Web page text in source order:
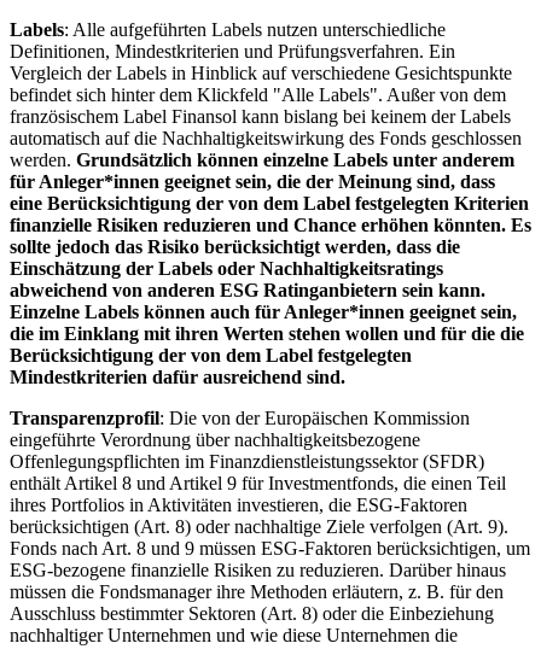
Labels: Alle aufgeführten Labels nutzen unterschiedliche
Definitionen, Mindestkriterien und Prüfungsverfahren. Ein
Vergleich der Labels in Hinblick auf verschiedene Gesichtspunkte
befindet sich hinter dem Klickfeld "Alle Labels". Außer von dem
französischem Label Finansol kann bislang bei keinem der Labels
automatisch auf die Nachhaltigkeitswirkung des Fonds geschlossen
werden. Grundsätzlich können einzelne Labels unter anderem
für Anleger*innen geeignet sein, die der Meinung sind, dass
eine Berücksichtigung der von dem Label festgelegten Kriterien
finanzielle Risiken reduzieren und Chance erhöhen könnten. Es
sollte jedoch das Risiko berücksichtigt werden, dass die
Einschätzung der Labels oder Nachhaltigkeitsratings
abweichend von anderen ESG Ratinganbietern sein kann.
Einzelne Labels können auch für Anleger*innen geeignet sein,
die im Einklang mit ihren Werten stehen wollen und für die die
Berücksichtigung der von dem Label festgelegten
Mindestkriterien dafür ausreichend sind.
Transparenzprofil: Die von der Europäischen Kommission
eingeführte Verordnung über nachhaltigkeitsbezogene
Offenlegungspflichten im Finanzdienstleistungssektor (SFDR)
enthält Artikel 8 und Artikel 9 für Investmentfonds, die einen Teil
ihres Portfolios in Aktivitäten investieren, die ESG-Faktoren
berücksichtigen (Art. 8) oder nachhaltige Ziele verfolgen (Art. 9).
Fonds nach Art. 8 und 9 müssen ESG-Faktoren berücksichtigen, um
ESG-bezogene finanzielle Risiken zu reduzieren. Darüber hinaus
müssen die Fondsmanager ihre Methoden erläutern, z. B. für den
Ausschluss bestimmter Sektoren (Art. 8) oder die Einbeziehung
nachhaltiger Unternehmen und wie diese Unternehmen die